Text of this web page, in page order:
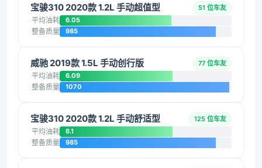
宝骏310 2020款 1.2L 手动超值型 51 位车友
平均油耗 6.05
整备质量 985
威驰 2019款 1.5L 手动创行版 77 位车友
平均油耗 6.09
整备质量 1070
宝骏310 2020款 1.2L 手动舒适型 125 位车友
平均油耗 6.1
整备质量 985